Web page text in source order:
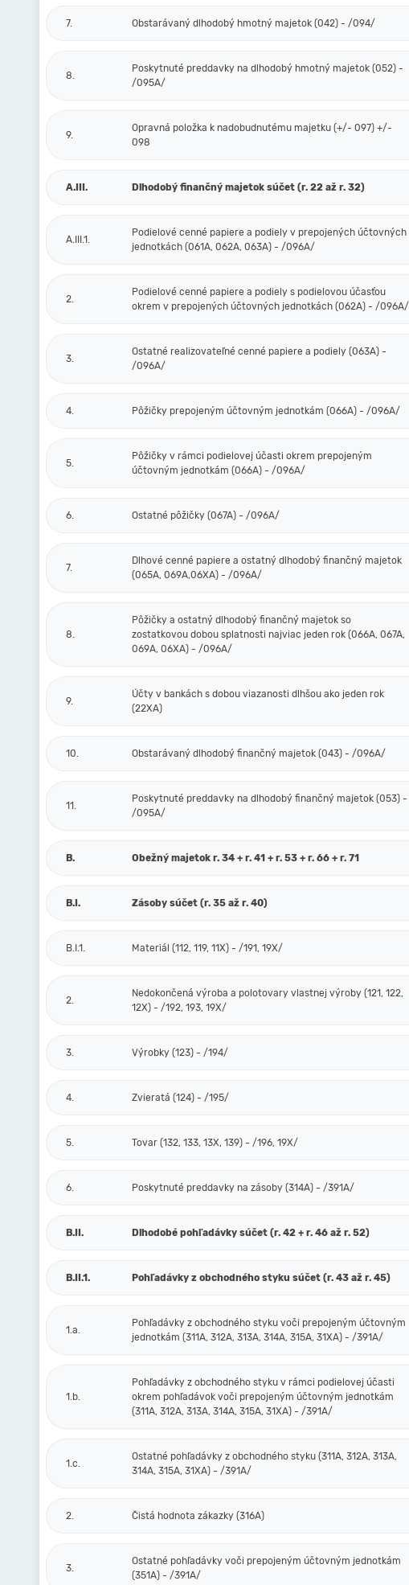
7. Obstarávaný dlhodobý hmotný majetok (042) - /094/
8.
Poskytnuté preddavky na dlhodobý hmotný majetok (052) -
/095A/
9.
Opravná položka k nadobudnutému majetku (+/- 097) +/-
098
A.III. Dlhodobý finančný majetok súčet (r. 22 až r. 32)
A.III.1.
Podielové cenné papiere a podiely v prepojených účtovných
jednotkách (061A, 062A, 063A) - /096A/
2.
Podielové cenné papiere a podiely s podielovou účasťou
okrem v prepojených účtovných jednotkách (062A) - /096A/
3.
Ostatné realizovateľné cenné papiere a podiely (063A) -
/096A/
4. Pôžičky prepojeným účtovným jednotkám (066A) - /096A/
5.
Pôžičky v rámci podielovej účasti okrem prepojeným
účtovným jednotkám (066A) - /096A/
6. Ostatné pôžičky (067A) - /096A/
7.
Dlhové cenné papiere a ostatný dlhodobý finančný majetok
(065A, 069A,06XA) - /096A/
8.
Pôžičky a ostatný dlhodobý finančný majetok so
zostatkovou dobou splatnosti najviac jeden rok (066A, 067A,
069A, 06XA) - /096A/
9.
Účty v bankách s dobou viazanosti dlhšou ako jeden rok
(22XA)
10. Obstarávaný dlhodobý finančný majetok (043) - /096A/
11.
Poskytnuté preddavky na dlhodobý finančný majetok (053) -
/095A/
B. Obežný majetok r. 34 + r. 41 + r. 53 + r. 66 + r. 71
B.I. Zásoby súčet (r. 35 až r. 40)
B.I.1. Materiál (112, 119, 11X) - /191, 19X/
2.
Nedokončená výroba a polotovary vlastnej výroby (121, 122,
12X) - /192, 193, 19X/
3. Výrobky (123) - /194/
4. Zvieratá (124) - /195/
5. Tovar (132, 133, 13X, 139) - /196, 19X/
6. Poskytnuté preddavky na zásoby (314A) - /391A/
B.II. Dlhodobé pohľadávky súčet (r. 42 + r. 46 až r. 52)
B.II.1. Pohľadávky z obchodného styku súčet (r. 43 až r. 45)
1.a.
Pohľadávky z obchodného styku voči prepojeným účtovným
jednotkám (311A, 312A, 313A, 314A, 315A, 31XA) - /391A/
1.b.
Pohľadávky z obchodného styku v rámci podielovej účasti
okrem pohľadávok voči prepojeným účtovným jednotkám
(311A, 312A, 313A, 314A, 315A, 31XA) - /391A/
1.c.
Ostatné pohľadávky z obchodného styku (311A, 312A, 313A,
314A, 315A, 31XA) - /391A/
2. Čistá hodnota zákazky (316A)
3.
Ostatné pohľadávky voči prepojeným účtovným jednotkám
(351A) - /391A/